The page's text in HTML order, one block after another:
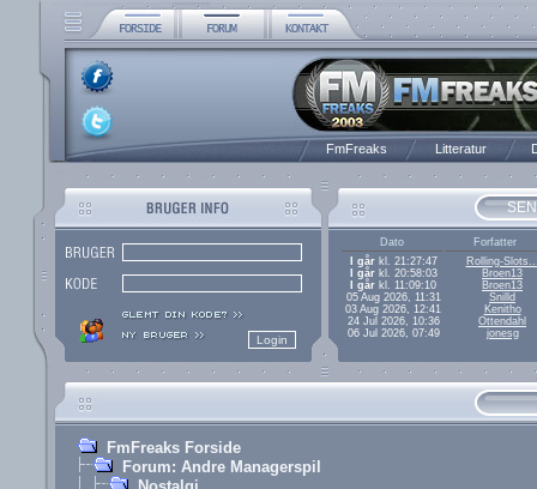
FmFreaks Litteratur
Dato
Forfatter
I gårkl. 21:27:47
Rolling-
I gårkl. 20:58:03
Broen13
I går kl. 11:09:10
Broen13
05 Aug 2026, 11:31
Snilld
03 Aug 2026, 12:41
Kenitho
24 Jul 2026, 10:36
Ottendahl
06 Jul 2026, 07:49
jonesg
FmFreaks Forside
Forum: Andre Managerspil